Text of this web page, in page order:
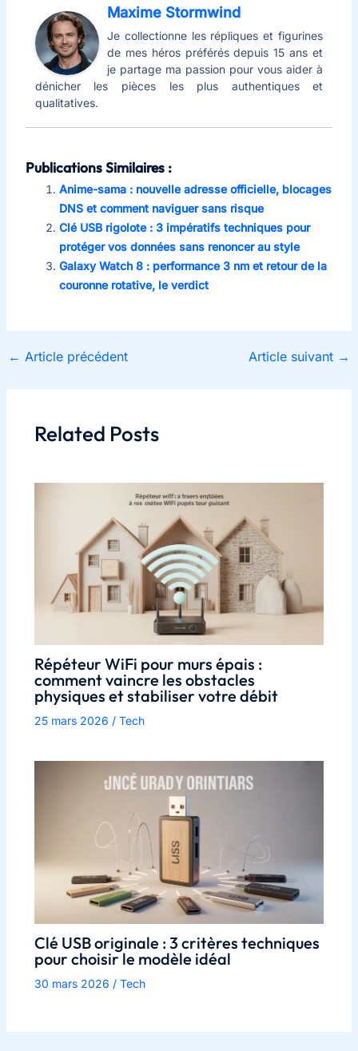
Maxime Stormwind
Je collectionne les répliques et figurines
de mes héros préférés depuis 15 ans et
je partage ma passion pour vous aider à
dénicher les pièces les plus authentiques et
qualitatives.
Publications Similaires :
Anime-sama : nouvelle adresse officielle, blocages
DNS et comment naviguer sans risque
Clé USB rigolote : 3 impératifs techniques pour
protéger vos données sans renoncer au style
Galaxy Watch 8 : performance 3 nm et retour de la
couronne rotative, le verdict
← Article précédent Article suivant →
Related Posts
Répéteur WiFi pour murs épais :
comment vaincre les obstacles
physiques et stabiliser votre débit
25 mars 2026 / Tech
Clé USB originale : 3 critères techniques
pour choisir le modèle idéal
30 mars 2026 / Tech